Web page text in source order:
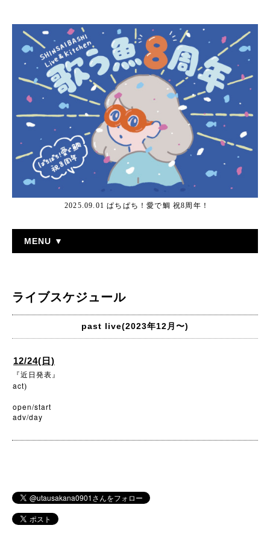
2025.09.01 ぱちぱち！愛で鯛 祝8周年！
MENU ▼
ライブスケジュール
past live(2023年12月〜)
12/24(日)
『近日発表』
act)
open/start
adv/day